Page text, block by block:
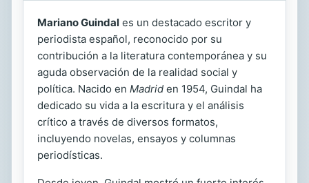
Mariano Guindal es un destacado escritor y
periodista español, reconocido por su
contribución a la literatura contemporánea y su
aguda observación de la realidad social y
política. Nacido en Madrid en 1954, Guindal ha
dedicado su vida a la escritura y el análisis
crítico a través de diversos formatos,
incluyendo novelas, ensayos y columnas
periodísticas.